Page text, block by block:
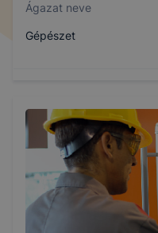
Ágazat neve
Gépészet
407151007
Képzés időtartama
3 év